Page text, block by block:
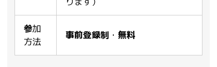
参加
方法
事前登録制 ・ 無料